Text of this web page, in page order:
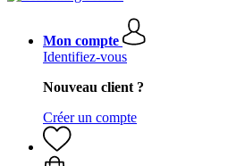
Mon compte
Identifiez-vous
Nouveau client ?
Créer un compte